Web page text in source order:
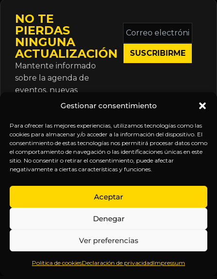
Gestionar consentimiento
Para ofrecer las mejores experiencias, utilizamos tecnologías como las
cookies para almacenar y/o acceder a la información del dispositivo. El
consentimiento de estas tecnologías nos permitirá procesar datos como
el comportamiento de navegación o las identificaciones únicas en este
sitio. No consentir o retirar el consentimiento, puede afectar
negativamente a ciertas características y funciones.
Aceptar
Denegar
Ver preferencias
Política de cookiesDeclaración de privacidadImpressum
NO TE
PIERDAS
NINGUNA
ACTUALIZACIÓN
Mantente informado
sobre la agenda de
eventos, nuevas
publicaciones y
suscripción.
Correo
electrónico
*
Inteligencia
Anticipándonos
EXPLORA
Inicio
Sobre
Contenido
Webinars
LEGAL
Política
de
Términos y
Aviso
SÍGUENOS